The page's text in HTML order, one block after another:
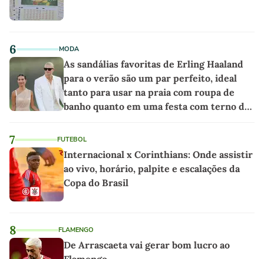
6 MODA
As sandálias favoritas de Erling Haaland
para o verão são um par perfeito, ideal
tanto para usar na praia com roupa de
banho quanto em uma festa com terno de
7 FUTEBOL
Internacional x Corinthians: Onde assistir
ao vivo, horário, palpite e escalações da
Copa do Brasil
8 FLAMENGO
De Arrascaeta vai gerar bom lucro ao